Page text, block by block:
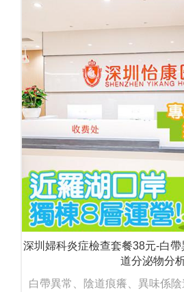
深圳婦科炎症檢查套餐38元-白
道分泌物分
白帶異常、陰道痕癢、異味係陰